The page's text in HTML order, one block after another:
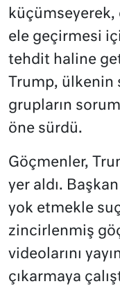
küçümseyerek,
ele geçirmesi
tehdit haline
Trump, ülkenin
grupların
öne sürdü.
Göçmenler,
yer aldı.
yok etmekle
zincirlenmiş
videolarını
çıkarmaya